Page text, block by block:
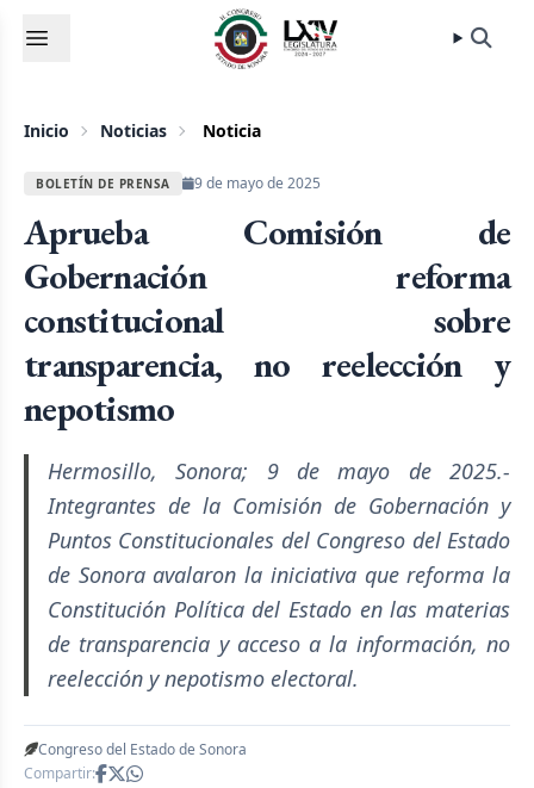
Inicio Noticias Noticia
BOLETÍN DE PRENSA 9 de mayo de 2025
Aprueba Comisión de
Gobernación reforma
constitucional sobre
transparencia, no reelección y
nepotismo
Hermosillo, Sonora; 9 de mayo de 2025.-
Integrantes de la Comisión de Gobernación y
Puntos Constitucionales del Congreso del Estado
de Sonora avalaron la iniciativa que reforma la
Constitución Política del Estado en las materias
de transparencia y acceso a la información, no
reelección y nepotismo electoral.
Congreso del Estado de Sonora
Compartir: